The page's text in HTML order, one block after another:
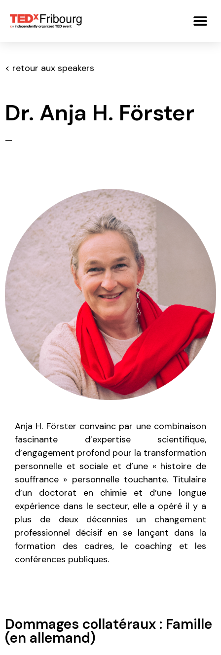
< retour aux speakers
Dr. Anja H. Förster
—
Anja H. Förster convainc par une combinaison
fascinante d’expertise scientifique,
d’engagement profond pour la transformation
personnelle et sociale et d’une « histoire de
souffrance » personnelle touchante. Titulaire
d’un doctorat en chimie et d’une longue
expérience dans le secteur, elle a opéré il y a
plus de deux décennies un changement
professionnel décisif en se lançant dans la
formation des cadres, le coaching et les
conférences publiques.
Dommages collatéraux : Famille
(en allemand)